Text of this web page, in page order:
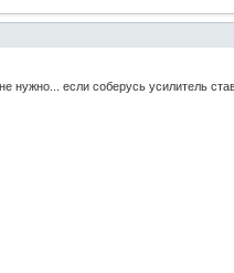
нужно... если соберусь усилитель